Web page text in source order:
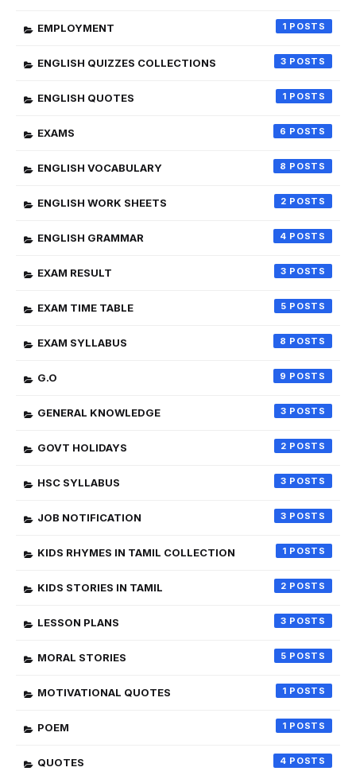
EMPLOYMENT 1
ENGLISH QUIZZES COLLECTIONS 3
ENGLISH QUOTES 1
EXAMS 6
ENGLISH VOCABULARY 8
ENGLISH WORK SHEETS 2
ENGLISH GRAMMAR 4
EXAM RESULT 3
EXAM TIME TABLE 5
EXAM SYLLABUS 8
G.O 9
GENERAL KNOWLEDGE 3
GOVT HOLIDAYS 2
HSC SYLLABUS 3
JOB NOTIFICATION 3
KIDS RHYMES IN TAMIL COLLECTION 1
KIDS STORIES IN TAMIL 2
LESSON PLANS 3
MORAL STORIES 5
MOTIVATIONAL QUOTES 1
POEM 1
QUOTES 4